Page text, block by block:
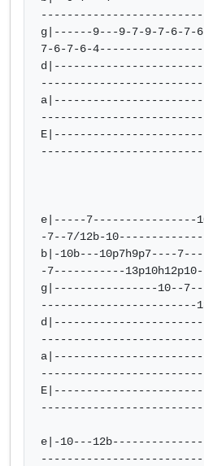
g|------9---9-7-9-7-6-7-
7-6-7-6-
e|-----7----------------
-7--7/12b-
b|-10b---10p7h9p7----
-7-----------
g|----------------10--
------------------------
e|-10---